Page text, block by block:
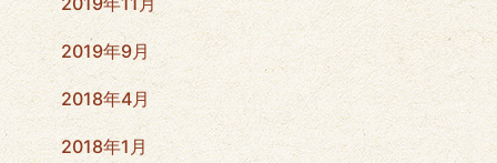
2019年9月
2018年4月
2018年1月